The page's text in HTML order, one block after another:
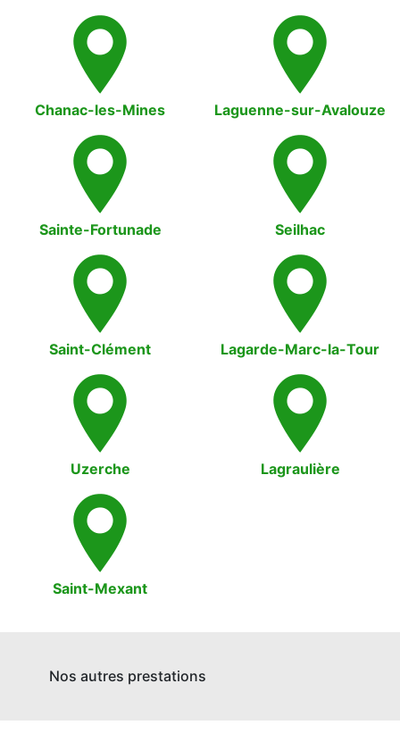
Chanac-les-Mines Laguenne-sur-Avalouze
Sainte-Fortunade Seilhac
Saint-Clément Lagarde-Marc-la-Tour
Uzerche Lagraulière
Saint-Mexant
Nos autres prestations